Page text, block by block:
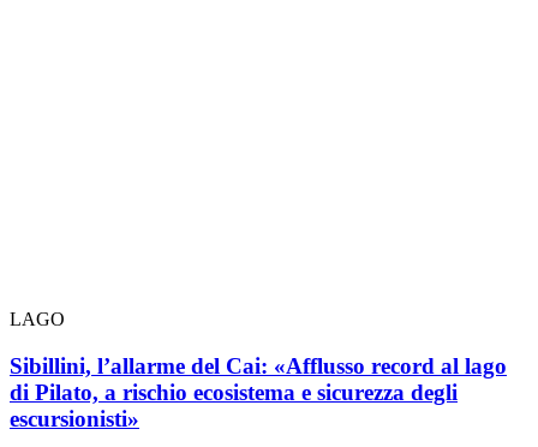
LAGO
Sibillini, l’allarme del Cai: «Afflusso record al lago
di Pilato, a rischio ecosistema e sicurezza degli
escursionisti»